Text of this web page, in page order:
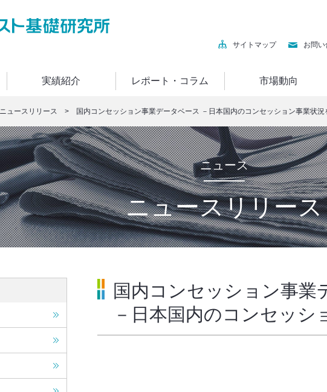
サイトマップ お問
実績紹介 レポート・コラム 市場動向
ニュースリリース > 国内コンセッション事業データベース －日本国内のコンセッション事業状況
ニュース
ニュースリリース
国内コンセッション事業
－日本国内のコンセッシ